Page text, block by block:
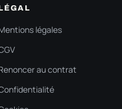
LÉGAL
légales
au contrat